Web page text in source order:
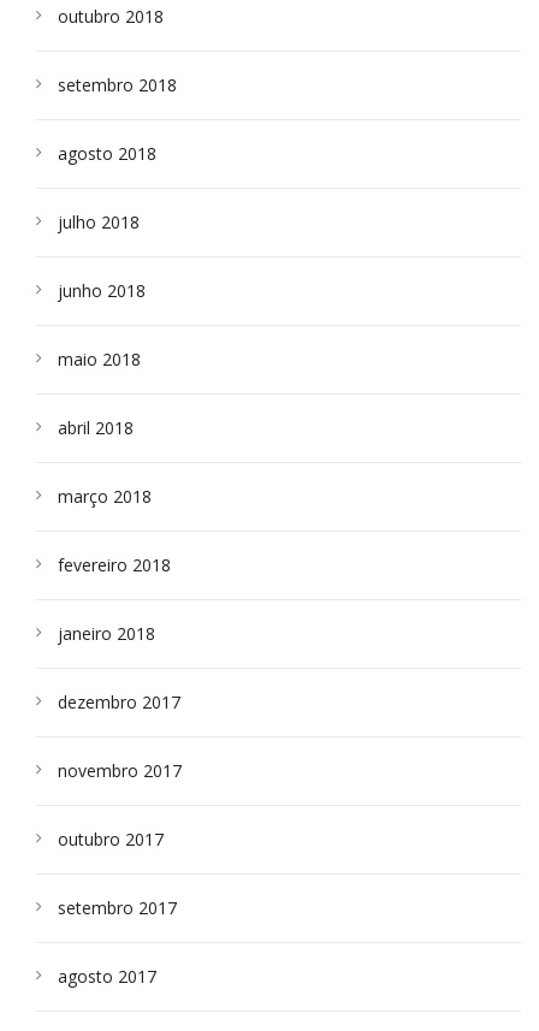
outubro 2018
setembro 2018
agosto 2018
julho 2018
junho 2018
maio 2018
abril 2018
março 2018
fevereiro 2018
janeiro 2018
dezembro 2017
novembro 2017
outubro 2017
setembro 2017
agosto 2017